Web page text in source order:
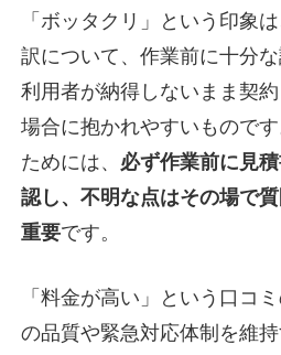
「ボッタクリ」という印象
訳について、作業前に十分な
利用者が納得しないまま契
場合に抱かれやすいもので
ためには、 必ず作業前に見
認し、不明な点はその場で
重要です。
「料金が高い」という口コ
の品質や緊急対応体制を維